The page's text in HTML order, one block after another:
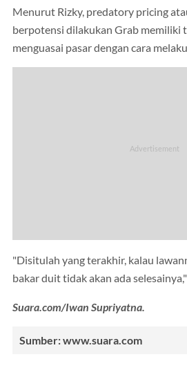
Menurut Rizky, predatory pricing
berpotensi dilakukan Grab memiliki
menguasai pasar dengan cara
"Disitulah yang terakhir, kalau
bakar duit tidak akan ada
Suara.com/Iwan Supriyatna.
Sumber: www.suara.com